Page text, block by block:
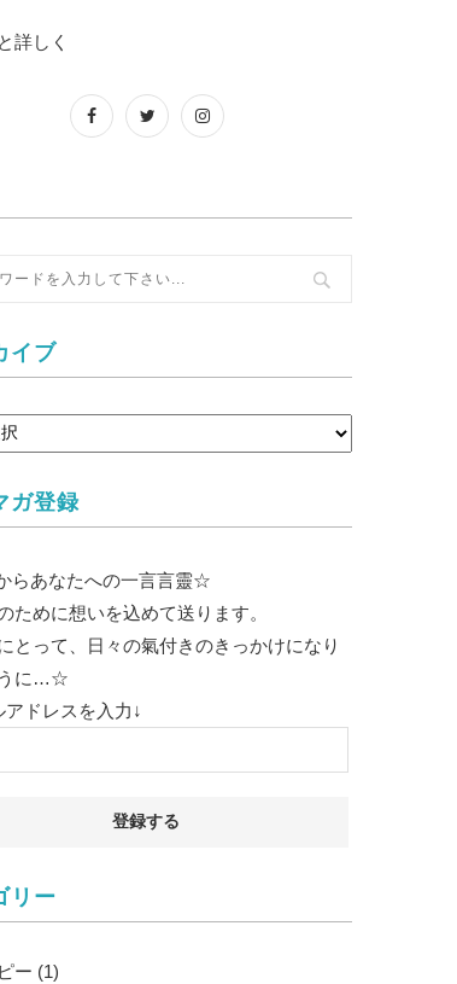
詳しく
イブ
ガ登録
らあなたへの一言言靈☆
ために想いを込めて送ります。
とって、日々の氣付きのきっかけになり
うに…☆
アドレスを入力↓
リー
ー (1)